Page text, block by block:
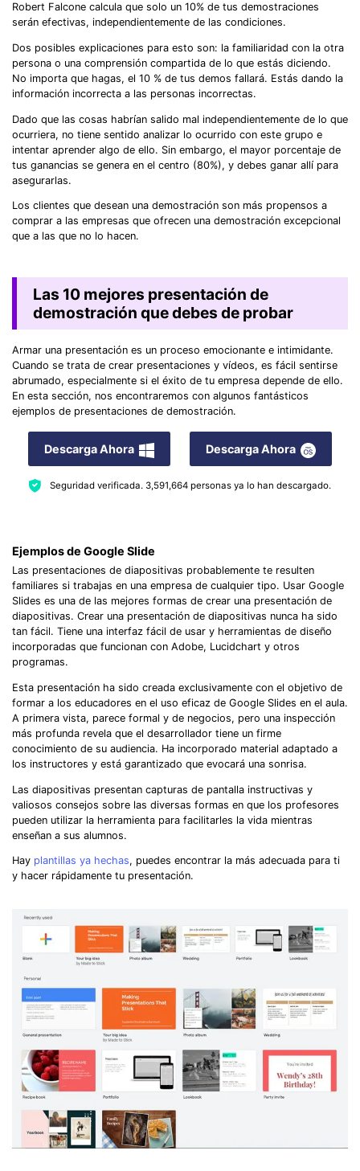
Robert Falcone calcula que solo un 10% de tus demostraciones
serán efectivas, independientemente de las condiciones.
Dos posibles explicaciones para esto son: la familiaridad con la otra
persona o una comprensión compartida de lo que estás diciendo.
No importa que hagas, el 10 % de tus demos fallará. Estás dando la
información incorrecta a las personas incorrectas.
Dado que las cosas habrían salido mal independientemente de lo que
ocurriera, no tiene sentido analizar lo ocurrido con este grupo e
intentar aprender algo de ello. Sin embargo, el mayor porcentaje de
tus ganancias se genera en el centro (80%), y debes ganar allí para
asegurarlas.
Los clientes que desean una demostración son más propensos a
comprar a las empresas que ofrecen una demostración excepcional
que a las que no lo hacen.
Las 10 mejores presentación de
demostración que debes de probar
Armar una presentación es un proceso emocionante e intimidante.
Cuando se trata de crear presentaciones y vídeos, es fácil sentirse
abrumado, especialmente si el éxito de tu empresa depende de ello.
En esta sección, nos encontraremos con algunos fantásticos
ejemplos de presentaciones de demostración.
Descarga Ahora Descarga Ahora
Seguridad verificada. 3,591,664personas ya lo han descargado.
Ejemplos de Google Slide
Las presentaciones de diapositivas probablemente te resulten
familiares si trabajas en una empresa de cualquier tipo. Usar Google
Slides es una de las mejores formas de crear una presentación de
diapositivas. Crear una presentación de diapositivas nunca ha sido
tan fácil. Tiene una interfaz fácil de usar y herramientas de diseño
incorporadas que funcionan con Adobe, Lucidchart y otros
programas.
Esta presentación ha sido creada exclusivamente con el objetivo de
formar a los educadores en el uso eficaz de Google Slides en el aula.
A primera vista, parece formal y de negocios, pero una inspección
más profunda revela que el desarrollador tiene un firme
conocimiento de su audiencia. Ha incorporado material adaptado a
los instructores y está garantizado que evocará una sonrisa.
Las diapositivas presentan capturas de pantalla instructivas y
valiosos consejos sobre las diversas formas en que los profesores
pueden utilizar la herramienta para facilitarles la vida mientras
enseñan a sus alumnos.
Hay plantillas ya hechas, puedes encontrar la más adecuada para ti
y hacer rápidamente tu presentación.